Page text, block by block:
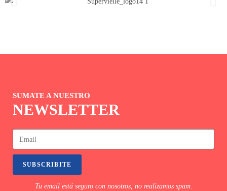
SUMATE A NUESTRO
NEWSLETTER
SUBSCRIBITE
Tu email está seguro con nosotros, no realizamos spam.